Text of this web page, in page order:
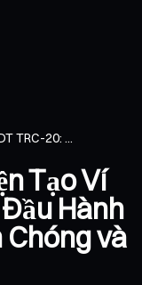
TRC-20: ...
Tạo Ví
Hành
và